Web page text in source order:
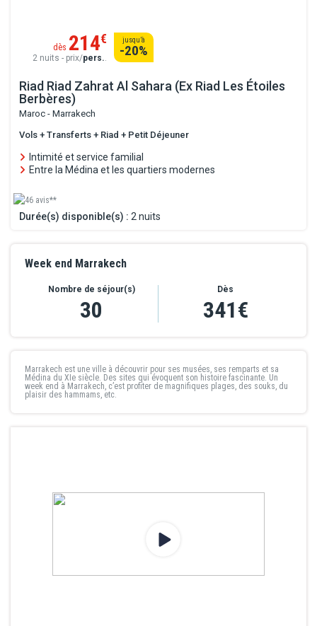
Riad Riad Zahrat Al Sahara (Ex Riad Les Étoiles
Berbères)
Maroc - Marrakech
Vols + Transferts + Riad + Petit Déjeuner
Intimité et service familial
Entre la Médina et les quartiers modernes
46 avis**
Durée(s) disponible(s) : 2 nuits
dès 214€
2 nuits - prix/pers.
jusqu’à
-20%
Week end Marrakech
Nombre de séjour(s)
30
Dès
341€
Marrakech est une ville à découvrir pour ses musées, ses remparts et sa
Médina du XIe siècle. Des sites qui évoquent son histoire fascinante. Un
week end à Marrakech , c’est profiter de magnifiques plages, des souks, du
plaisir des hammams, etc.